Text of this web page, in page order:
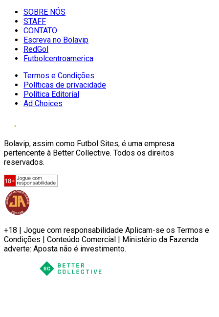
SOBRE NÓS
STAFF
CONTATO
Escreva no Bolavip
RedGol
Futbolcentroamerica
Termos e Condições
Políticas de privacidade
Política Editorial
Ad Choices
Bolavip, assim como Futbol Sites, é uma empresa
pertencente à Better Collective. Todos os direitos
reservados.
+18 | Jogue com responsabilidade Aplicam-se os Termos e
Condições | Conteúdo Comercial | Ministério da Fazenda
adverte: Aposta não é investimento.